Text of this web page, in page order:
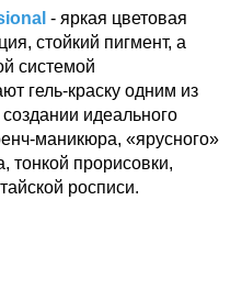
- яркая цветовая
стойкий пигмент, а
системой
гель-краску одним из
идеального
маникюра, «ярусного»
тонкой прорисовки,
росписи.